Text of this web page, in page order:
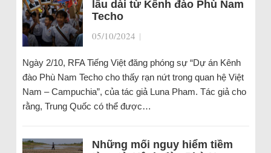
lâu dài từ Kênh đào Phù Nam
Techo
05/10/2024 |
Ngày 2/10, RFA Tiếng Việt đăng phóng sự “Dự án Kênh
đào Phù Nam Techo cho thấy rạn nứt trong quan hệ Việt
Nam – Campuchia”, của tác giả Luna Pham. Tác giả cho
rằng, Trung Quốc có thể được…
Những mối nguy hiểm tiềm